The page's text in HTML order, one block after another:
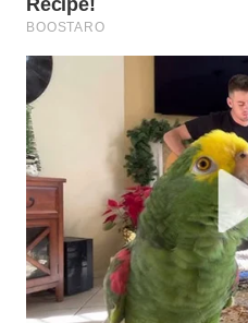
TV
WAHANANEWS
WAHANANEWS
WAHANANEWS
NET
WAHANA